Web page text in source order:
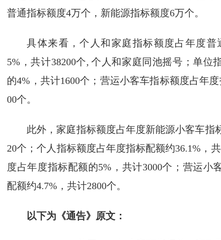
普通指标额度4万个，新能源指标额度6万个。
具体来看，个人和家庭指标额度占年度普
5%，共计38200个, 个人和家庭同池摇号；单位
的4%，共计1600个；营运小客车指标额度占年
00个。
此外，家庭指标额度占年度新能源小客车指
20个；个人指标额度占年度指标配额约36.1%，
度占年度指标配额的5%，共计3000个；营运小
配额约4.7%，共计2800个。
以下为《通告》原文：